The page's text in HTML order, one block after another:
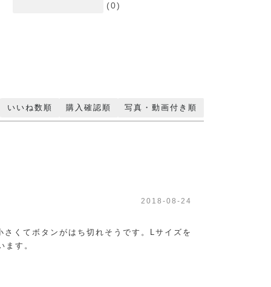
(0)
いいね数順 購入確認順 写真・動画付き順
2018-08-24
くてボタンがはち切れそうです。Lサイズを
ます。